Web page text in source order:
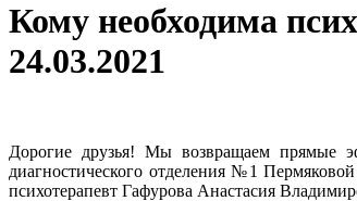
Кому необходима
24.03.2021
Дорогие друзья! Мы возвращаем прямые
диагностического отделения №1
психотерапевт Гафурова Анастасия